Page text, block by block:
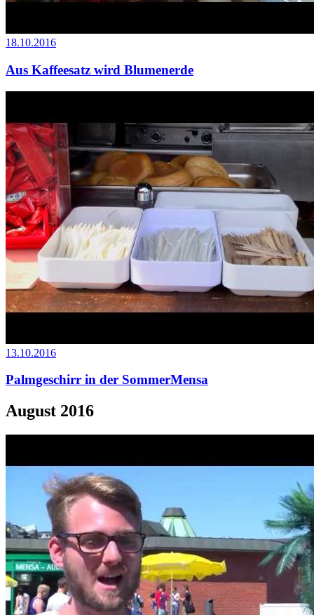
18.10.2016
Aus Kaffeesatz wird Blumenerde
13.10.2016
Palmgeschirr in der SommerMensa
August 2016